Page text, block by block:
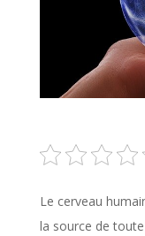
Le cerveau
la source de